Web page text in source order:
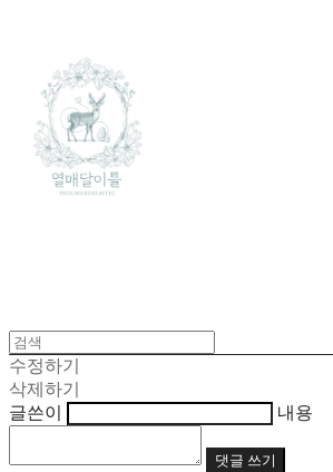
수정하기
삭제하기
글쓴이
내용
댓글 쓰기